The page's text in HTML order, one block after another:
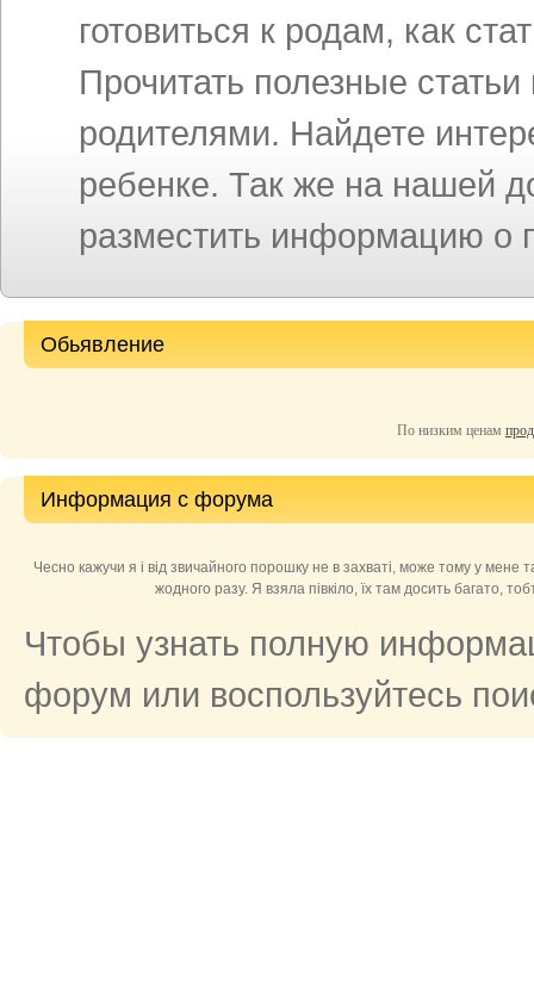
готовиться к родам, как
Прочитать полезные
родителями. Найдете
ребенке. Так же на нашей
разместить информацию о
Обьявление
По низким ценам
Информация с форума
Чесно кажучи я і від звичайного порошку не в захваті, може тому у
жодного разу. Я взяла півкіло, їх там досить багато,
Чтобы узнать полную
форум или воспользуйтесь